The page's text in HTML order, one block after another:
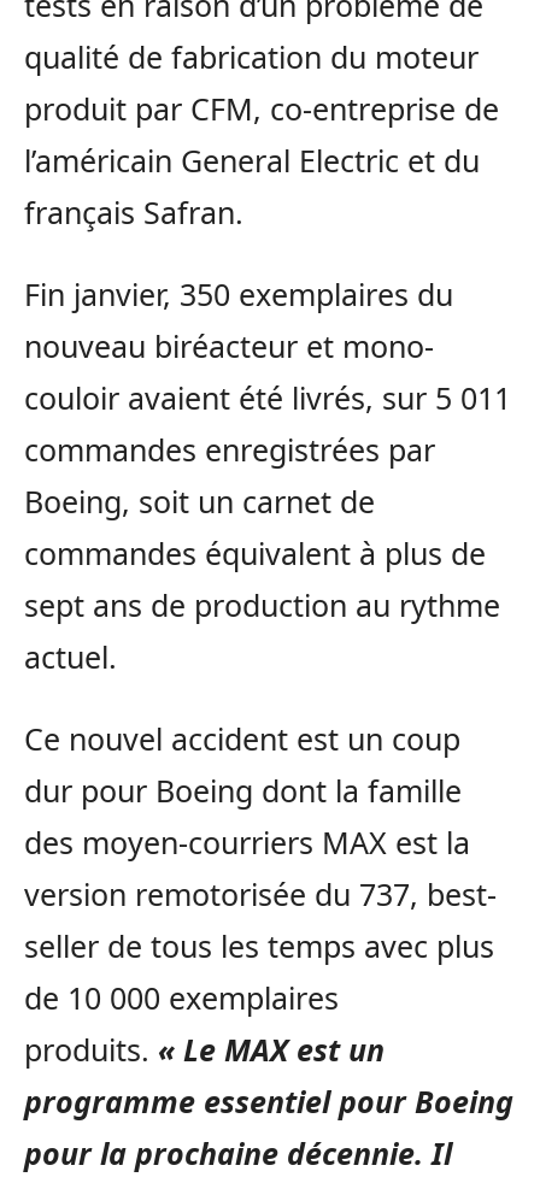
qualité de fabrication du moteur
produit par CFM, co-entreprise de
l’américain General Electric et du
français Safran.
Fin janvier, 350 exemplaires du
nouveau biréacteur et mono-
couloir avaient été livrés, sur 5 011
commandes enregistrées par
Boeing, soit un carnet de
commandes équivalent à plus de
sept ans de production au rythme
actuel.
Ce nouvel accident est un coup
dur pour Boeing dont la famille
des moyen-courriers MAX est la
version remotorisée du 737, best-
seller de tous les temps avec plus
de 10 000 exemplaires
produits. « Le MAX est un
programme essentiel pour Boeing
pour la prochaine décennie. Il